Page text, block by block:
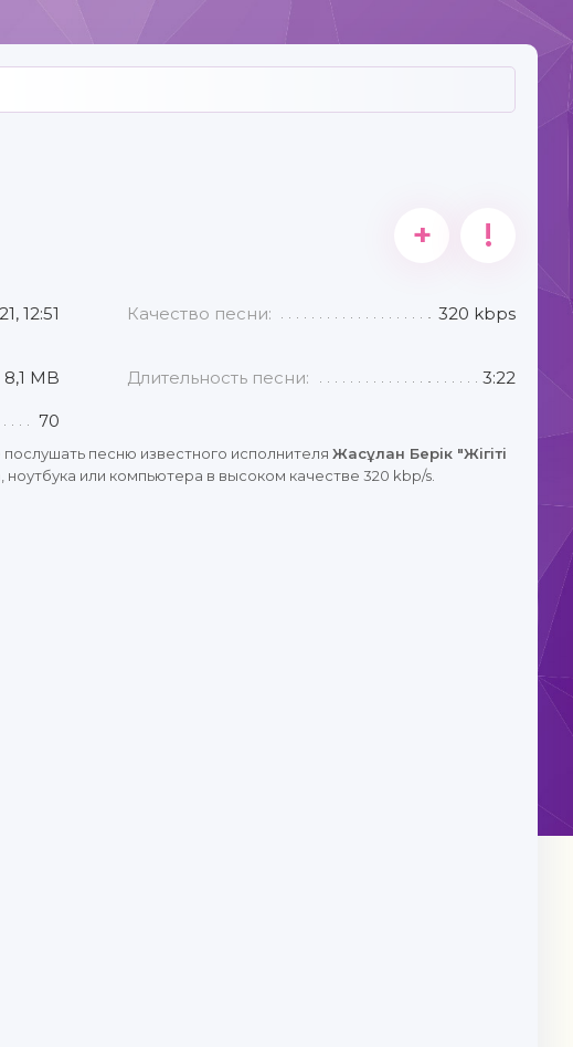
+ !
12:51 Качество песни: 320 kbps
8,1 MB Длительность песни: 3:22
70
песню известного исполнителя Жасұлан Берік "Жігіті
или компьютера в высоком качестве 320 kbp/s.